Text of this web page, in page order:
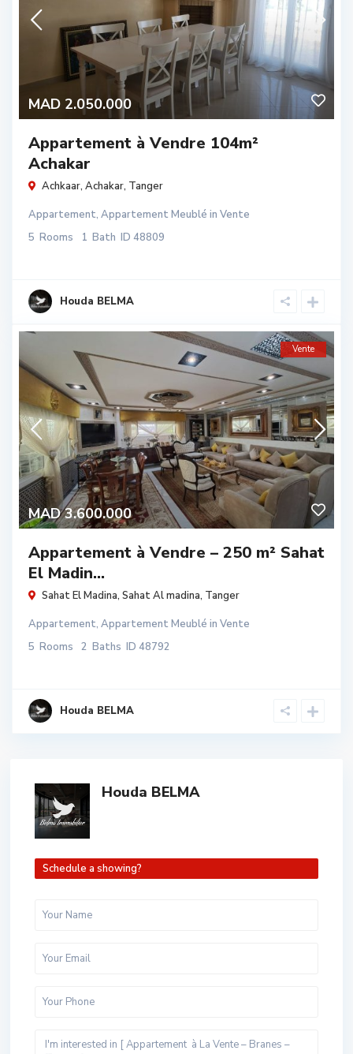
MAD 2.050.000
Appartement à Vendre 104m²
Achakar
Achkaar, Achakar, Tanger
Appartement, Appartement Meublé in Vente
5 Rooms 1 Bath ID 48809
Houda BELMA
MAD 3.600.000
Vente
Appartement à Vendre – 250 m² Sahat
El Madin...
Sahat El Madina, Sahat Al madina, Tanger
Appartement, Appartement Meublé in Vente
5 Rooms 2 Baths ID 48792
Houda BELMA
Houda BELMA
Schedule a showing?